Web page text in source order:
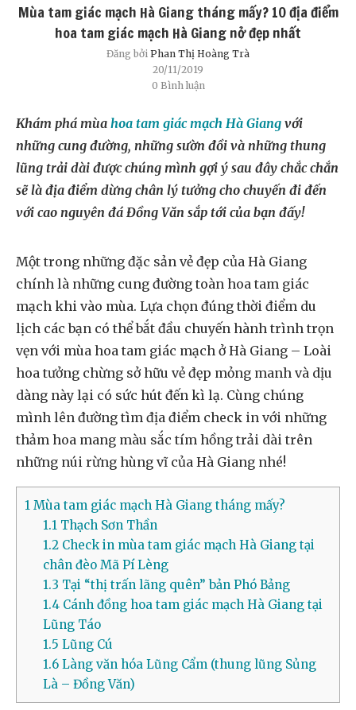
Mùa tam giác mạch Hà Giang tháng mấy? 10 địa điểm
hoa tam giác mạch Hà Giang nở đẹp nhất
Đăng bởi Phan Thị Hoàng Trà
20/11/2019
0 Bình luận
Khám phá mùa hoa tam giác mạch Hà Giang với
những cung đường, những sườn đồi và những thung
lũng trải dài được chúng mình gợi ý sau đây chắc chắn
sẽ là địa điểm dừng chân lý tưởng cho chuyến đi đến
với cao nguyên đá Đồng Văn sắp tới của bạn đấy!
Một trong những đặc sản vẻ đẹp của Hà Giang
chính là những cung đường toàn hoa tam giác
mạch khi vào mùa. Lựa chọn đúng thời điểm du
lịch các bạn có thể bắt đầu chuyến hành trình trọn
vẹn với mùa hoa tam giác mạch ở Hà Giang – Loài
hoa tưởng chừng sở hữu vẻ đẹp mỏng manh và dịu
dàng này lại có sức hút đến kì lạ. Cùng chúng
mình lên đường tìm địa điểm check in với những
thảm hoa mang màu sắc tím hồng trải dài trên
những núi rừng hùng vĩ của Hà Giang nhé!
1 Mùa tam giác mạch Hà Giang tháng mấy?
1.1Thạch Sơn Thần
1.2Check in mùa tam giác mạch Hà Giang tại
chân đèo Mã Pí Lèng
1.3 Tại “thị trấn lãng quên” bản Phó Bảng
1.4Cánh đồng hoa tam giác mạch Hà Giang tại
Lũng Táo
1.5 Lũng Cú
1.6Làng văn hóa Lũng Cẩm (thung lũng Sủng
Là – Đồng Văn)